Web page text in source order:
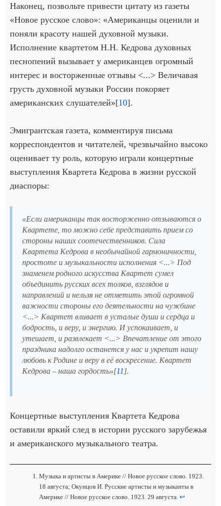
Наконец, позвольте привести цитату из газеты
«Новое русское слово»: «Американцы оценили и
поняли красоту нашей духовной музыки.
Исполнение квартетом Н.Н. Кедрова духовных
песнопений вызывает у американцев огромный
интерес и восторженные отзывы <...> Величавая
грусть духовной музыки России покоряет
американских слушателей»[10].
Эмигрантская газета, комментируя письма
корреспондентов и читателей, чрезвычайно высоко
оценивает ту роль, которую играли концертные
выступления Квартета Кедрова в жизни русской
диаспоры:
«Если американцы так восторженно отзываются о
Квартете, то можно себе представить прием со
стороны наших соотечественников. Сила
Квартета Кедрова в необычайной гармоничности,
простоте и музыкальности исполнения <...> Под
знаменем родного искусства Квартет сумел
объединить русских всех толков, взглядов и
направлений и нельзя не отметить этой огромной
важности стороны его деятельности на чужбине
<...> Квартет вливает в усталые души и сердца и
бодрость, и веру, и энергию. И успокаивает, и
утешает, и развлекает <...> Впечатление от этого
праздника надолго останется у нас и укрепит нашу
любовь к Родине и веру в её воскресение. Квартет
Кедрова – наша гордость»[11 ].
Концертные выступления Квартета Кедрова
оставили яркий след в истории русского зарубежья
и американского музыкального театра.
Музыка и артисты в Америке // Новое русское слово. 1923.
18 августа; Окунцов И. Русские артисты и музыканты в
Америке // Новое русское слово. 1923. 29 августа.↩